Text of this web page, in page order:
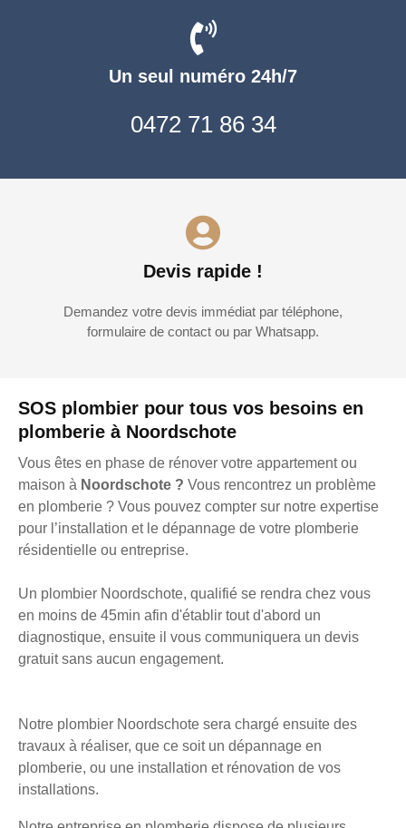
SOS plombier pour tous vos besoins en
plomberie à Noordschote
Vous êtes en phase de rénover votre appartement ou
maison à Noordschote ? Vous rencontrez un problème
en plomberie ? Vous pouvez compter sur notre expertise
pour l’installation et le dépannage de votre plomberie
résidentielle ou entreprise.
Un plombier Noordschote, qualifié se rendra chez vous
en moins de 45min afin d'établir tout d'abord un
diagnostique, ensuite il vous communiquera un devis
gratuit sans aucun engagement.
Notre plombier Noordschote sera chargé ensuite des
travaux à réaliser, que ce soit un dépannage en
plomberie, ou une installation et rénovation de vos
installations.
Un seul numéro 24h/7
0472 71 86 34
Devis rapide !
Demandez votre devis immédiat par téléphone,
formulaire de contact ou par Whatsapp.